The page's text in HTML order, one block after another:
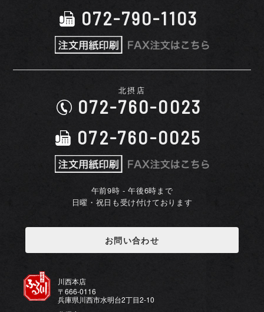
072-790-1103
北摂店
072-760-0023
072-760-0025
午前9時 - 午後6時まで
日曜・祝日も受け付けております
お問い合わせ
川西本店
〒666-0116
兵庫県川西市水明台2丁目2-10